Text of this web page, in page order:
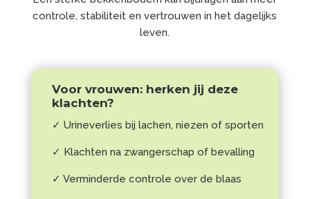
controle, stabiliteit en vertrouwen in het dagelijks
leven.
Voor vrouwen: herken jij deze
klachten?
✓ Urineverlies bij lachen, niezen of sporten
✓ Klachten na zwangerschap of bevalling
✓ Verminderde controle over de blaas